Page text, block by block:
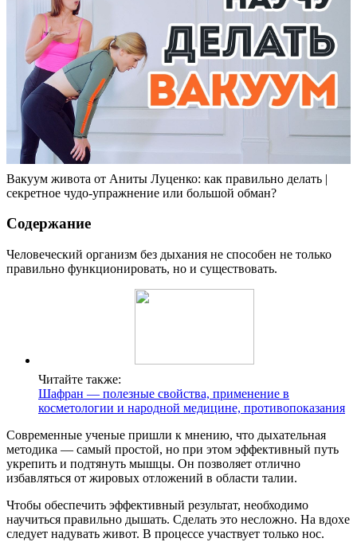
Вакуум живота от Аниты Луценко: как правильно делать |
секретное чудо-упражнение или большой обман?
Содержание
Человеческий организм без дыхания не способен не только
правильно функционировать, но и существовать.
Читайте также:
Шафран — полезные свойства, применение в
косметологии и народной медицине, противопоказания
Современные ученые пришли к мнению, что дыхательная
методика — самый простой, но при этом эффективный путь
укрепить и подтянуть мышцы. Он позволяет отлично
избавляться от жировых отложений в области талии.
Чтобы обеспечить эффективный результат, необходимо
научиться правильно дышать. Сделать это несложно. На вдохе
следует надувать живот. В процессе участвует только нос.